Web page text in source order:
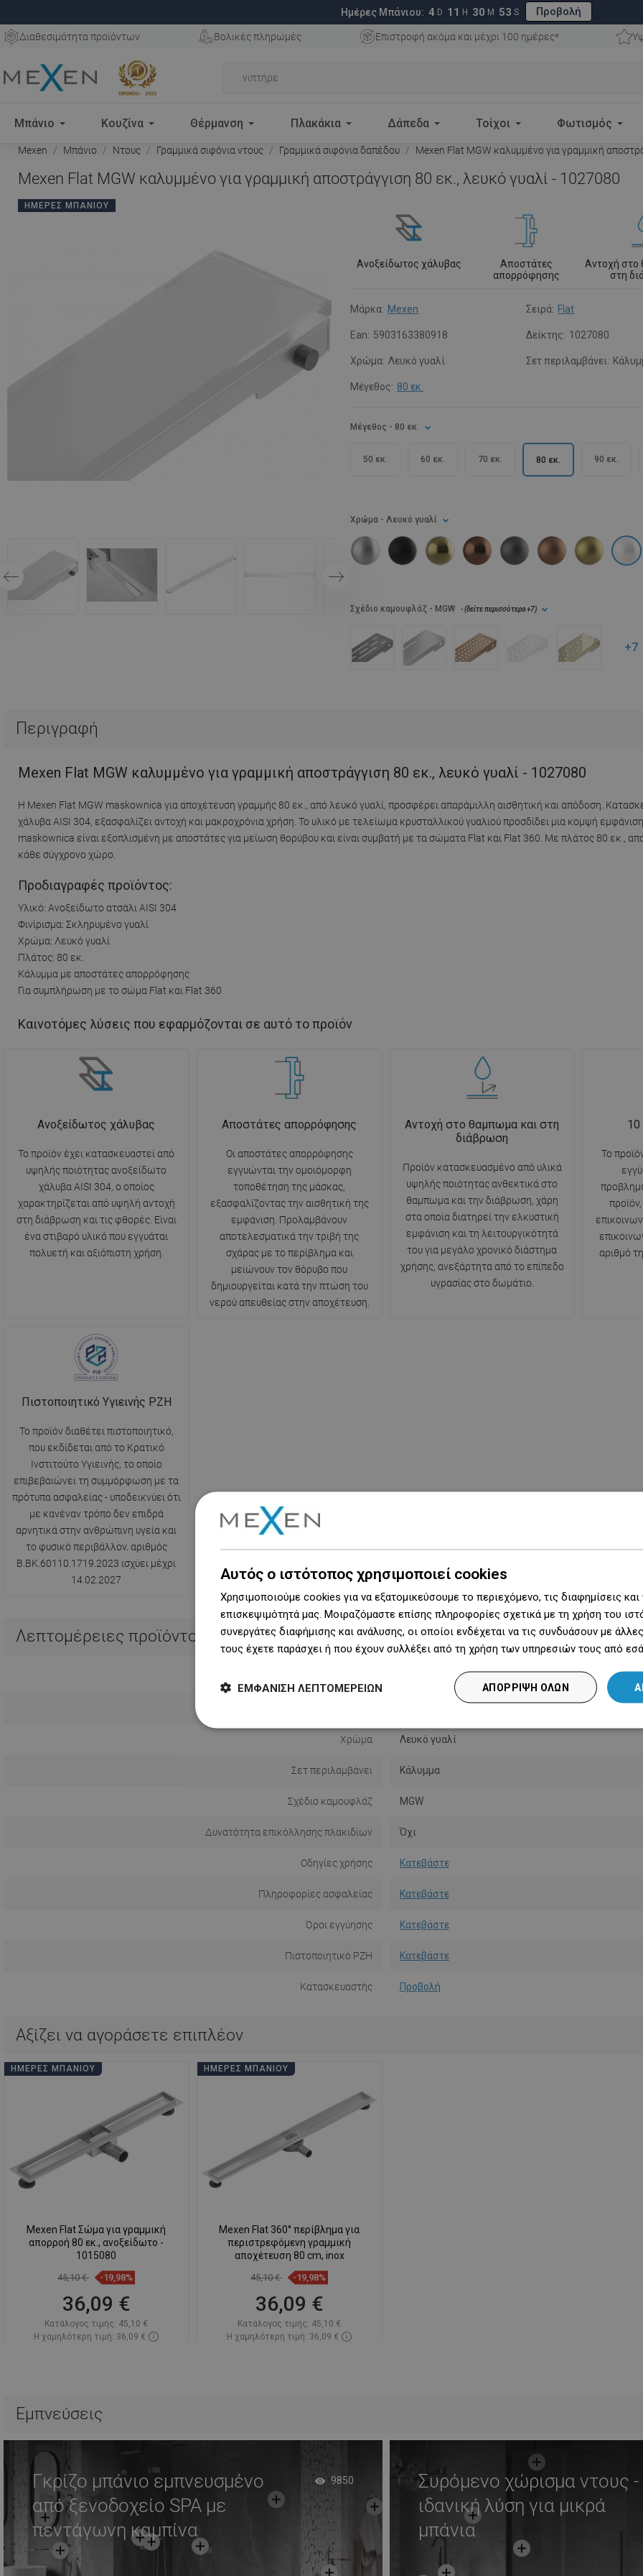
Ημέρες Μπάνιου: 4 D 11 H 30 M 52 S Προβολή
Διαθεσιμότητα προϊόντων Βολικές πληρωμές Επιστροφή ακόμα και μέχρι 100 ημέρες*
Μπάνιο Κουζίνα Θέρμανση Πλακάκια Δάπεδα Τοίχοι Φωτισμός
Mexen Μπάνιο Ντους Γραμμικά σιφόνια ντους Γραμμικά σιφόνια δαπέδου Mexen Flat MGW καλυμμένο για γραμμική
Mexen Flat MGW καλυμμένο για γραμμική αποστράγγιση 80 εκ., λευκό γυαλί - 1027080
ΗΜΈΡΕΣ ΜΠΆΝΙΟΥ
Ανοξείδωτος χάλυβας
Αποστάτες
απορρόφησης
Αντοχή στο
στη
Μάρκα: Mexen Σειρά: Flat
Ean: 5903163380918 Δείκτης: 1027080
Χρώμα: Λευκό γυαλί Σετ περιλαμβάνει:
Μέγεθος: 80 εκ.
Μέγεθος - 80 εκ.
50 εκ. 60 εκ. 70 εκ. 80 εκ. 90 εκ.
Χρώμα - Λευκό γυαλί
Σχέδιο καμουφλάζ - MGW - (δείτε περισσότερα+7)
+7
Περιγραφή
Mexen Flat MGW καλυμμένο για γραμμική αποστράγγιση 80 εκ., λευκό γυαλί - 1027080
Η Mexen Flat MGW maskownica για αποχέτευση γραμμής 80 εκ., από λευκό γυαλί, προσφέρει απαράμιλλη αισθητική και απόδοση.
χάλυβα AISI 304, εξασφαλίζει αντοχή και μακροχρόνια χρήση. Το υλικό με τελείωμα κρυσταλλικού γυαλιού προσδίδει μια κομψή
maskownica είναι εξοπλισμένη με αποστάτες για μείωση θορύβου και είναι συμβατή με τα σώματα Flat και Flat 360. Με πλάτος 80 εκ.,
κάθε σύγχρονο χώρο.
Προδιαγραφές προϊόντος:
Υλικό: Ανοξείδωτο ατσάλι AISI 304
Φινίρισμα: Σκληρυμένο γυαλί
Χρώμα: Λευκό γυαλί
Πλάτος: 80 εκ.
Κάλυμμα με αποστάτες απορρόφησης
Για συμπλήρωση με το σώμα Flat και Flat 360
Καινοτόμες λύσεις που εφαρμόζονται σε αυτό το προϊόν
Ανοξείδωτος χάλυβας
Το προϊόν έχει κατασκευαστεί από
υψηλής ποιότητας ανοξείδωτο
χάλυβα AISI 304, ο οποίος
χαρακτηρίζεται από υψηλή αντοχή
στη διάβρωση και τις φθορές. Είναι
ένα στιβαρό υλικό που εγγυάται
πολυετή και αξιόπιστη χρήση.
Αποστάτες απορρόφησης
Οι αποστάτες απορρόφησης
εγγυώνται την ομοιόμορφη
τοποθέτηση της μάσκας,
εξασφαλίζοντας την αισθητική της
εμφάνιση. Προλαμβάνουν
αποτελεσματικά την τριβή της
σχάρας με το περίβλημα και
μειώνουν τον θόρυβο που
δημιουργείται κατά την πτώση του
νερού απευθείας στην αποχέτευση.
Αντοχή στο θαμπωμα και στη
διάβρωση
Προϊόν κατασκευασμένο από υλικά
υψηλής ποιότητας ανθεκτικά στο
θαμπωμα και την διάβρωση, χάρη
στα οποία διατηρεί την ελκυστική
εμφάνιση και τη λειτουργικότητά
του για μεγάλο χρονικό διάστημα
χρήσης, ανεξάρτητα από το επίπεδο
υγρασίας στο δωμάτιο.
10
Το
αριθμό
Πιστοποιητικό Υγιεινής PZH
Το προϊόν διαθέτει πιστοποιητικό,
που εκδίδεται από το Κρατικό
Ινστιτούτο Υγιεινής, το οποίο
επιβεβαιώνει τη συμμόρφωση με τα
πρότυπα ασφαλείας - υποδεικνύει ότι
με κανέναν τρόπο δεν επιδρά
αρνητικά στην ανθρώπινη υγεία και
το φυσικό περιβάλλον. αριθμός
B.BK.60110.1719.2023 ισχύει μέχρι
14.02.2027
Λεπτομέρειες προϊόντος
Χρώμα Λευκό γυαλί
Σετ περιλαμβάνει Κάλυμμα
Σχέδιο καμουφλάζ MGW
Δυνατότητα επικόλλησης πλακιδίων Όχι
Οδηγίες χρήσης Κατεβάστε
Πληροφορίες ασφαλείας Κατεβάστε
Όροι εγγύησης Κατεβάστε
Πιστοποιητικό PZH Κατεβάστε
Κατασκευαστής Προβολή
Αξίζει να αγοράσετε επιπλέον
ΗΜΈΡΕΣ ΜΠΆΝΙΟΥ
Mexen Flat Σώμα για γραμμική
απορροή 80 εκ., ανοξείδωτο -
1015080
45,10 € -19,98%
36,09 €
Κατάλογος τιμής: 45,10 €
Η χαμηλότερη τιμή: 36,09 €
ΗΜΈΡΕΣ ΜΠΆΝΙΟΥ
Mexen Flat 360° περίβλημα για
περιστρεφόμενη γραμμική
αποχέτευση 80 cm, inox
45,10 € -19,98%
36,09 €
Κατάλογος τιμής: 45,10 €
Η χαμηλότερη τιμή: 36,09 €
Εμπνεύσεις
Γκρίζο μπάνιο εμπνευσμένο
από ξενοδοχείο SPA με
πεντάγωνη καμπίνα
9850
Συρόμενο χώρισμα ντους -
ιδανική λύση για μικρά
μπάνια
Αυτός ο ιστότοπος χρησιμοποιεί cookies
Χρησιμοποιούμε cookies για να εξατομικεύσουμε το περιεχόμενο, τις διαφημίσεις
επισκεψιμότητά μας. Μοιραζόμαστε επίσης πληροφορίες σχετικά με τη χρήση του
συνεργάτες διαφήμισης και ανάλυσης, οι οποίοι ενδέχεται να τις συνδυάσουν με
τους έχετε παράσχει ή που έχουν συλλέξει από τη χρήση των υπηρεσιών τους από
ΑΠΌΡΡΙΨΗ ΌΛΩΝ
ΕΜΦΆΝΙΣΗ ΛΕΠΤΟΜΕΡΕΙΏΝ